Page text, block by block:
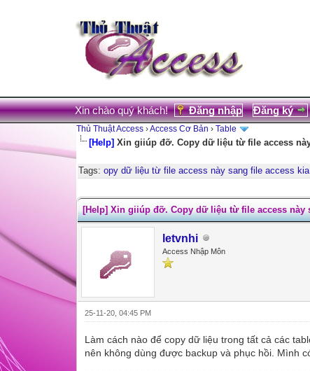
Xin chào quý khách! Đăng nhập Đăng ký
Thủ Thuật Access ›Access Cơ Bản ›Table
[Help] Xin giiúp đỡ. Copy dữ liệu từ file access
Tags:opy dữ liệu từ file access này sang file access
[Help] Xin giiúp đỡ. Copy dữ liệu từ file access này
letvnhi
Access Nhập Môn
25-11-20, 04:45 PM
Làm cách nào để copy dữ liệu trong tất cả các
nên không dùng được backup và phục hồi. Mình